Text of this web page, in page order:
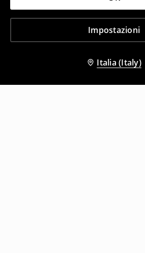
Impostazioni
Italia (Italy)